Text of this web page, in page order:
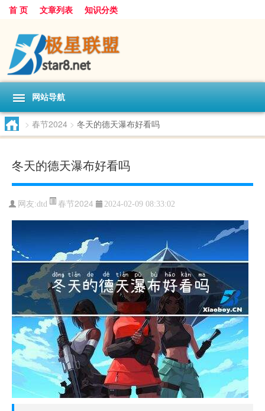
首 页 文章列表 知识分类
网站导航
> 春节2024 > 冬天的德天瀑布好看吗
冬天的德天瀑布好看吗
网友:dtd 春节2024 2024-02-09 08:33:02